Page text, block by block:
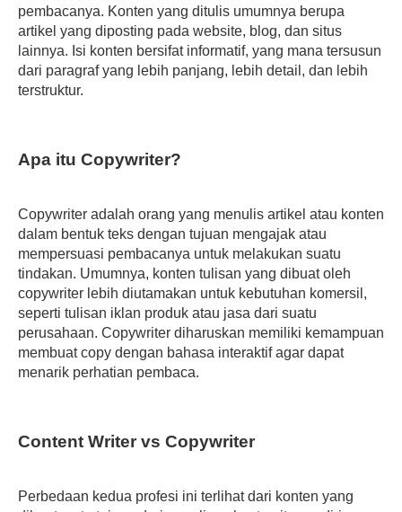
pembacanya. Konten yang ditulis umumnya berupa
artikel yang diposting pada website, blog, dan situs
lainnya. Isi konten bersifat informatif, yang mana tersusun
dari paragraf yang lebih panjang, lebih detail, dan lebih
terstruktur.
Apa itu Copywriter?
Copywriter adalah orang yang menulis artikel atau konten
dalam bentuk teks dengan tujuan mengajak atau
mempersuasi pembacanya untuk melakukan suatu
tindakan. Umumnya, konten tulisan yang dibuat oleh
copywriter lebih diutamakan untuk kebutuhan komersil,
seperti tulisan iklan produk atau jasa dari suatu
perusahaan. Copywriter diharuskan memiliki kemampuan
membuat copy dengan bahasa interaktif agar dapat
menarik perhatian pembaca.
Content Writer vs Copywriter
Perbedaan kedua profesi ini terlihat dari konten yang